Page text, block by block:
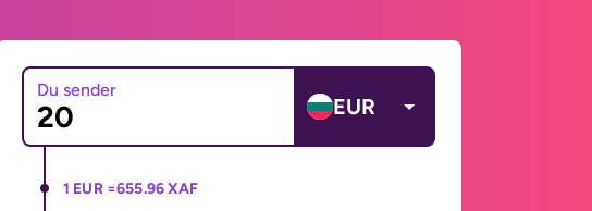
Du sender
EUR
1 EUR =655.96 XAF